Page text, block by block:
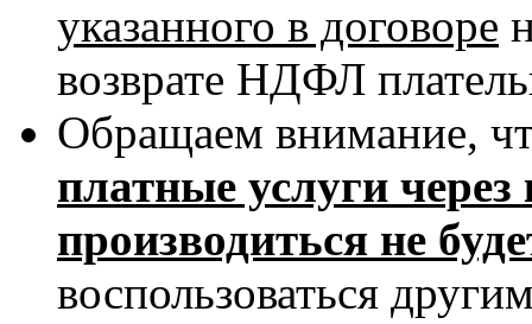
указанного в договоре
возврате НДФЛ
Обращаем внимание,
платные услуги через
производиться не
воспользоваться